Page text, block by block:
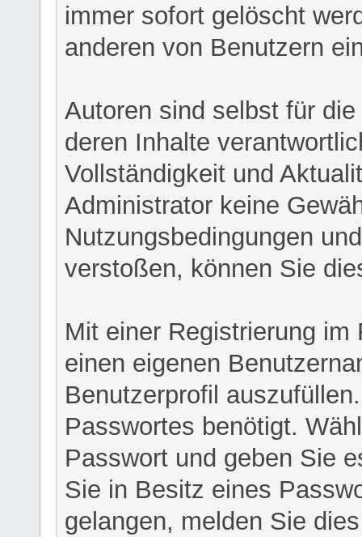
immer sofort gelöscht
anderen von Benutzern
Autoren sind selbst für
deren Inhalte
Vollständigkeit und
Administrator keine
Nutzungsbedingungen
verstoßen, können Sie
Mit einer Registrierung
einen eigenen
Benutzerprofil
Passwortes benötigt.
Passwort und geben Sie
Sie in Besitz eines
gelangen, melden Sie